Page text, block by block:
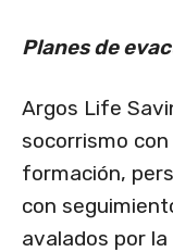
Planes de
Argos Life
socorrismo
formación,
con
avalados por